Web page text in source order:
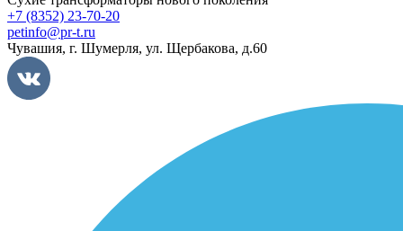
+7 (8352) 23-70-20
petinfo@pr-t.ru
Чувашия, г. Шумерля, ул. Щербакова, д.60